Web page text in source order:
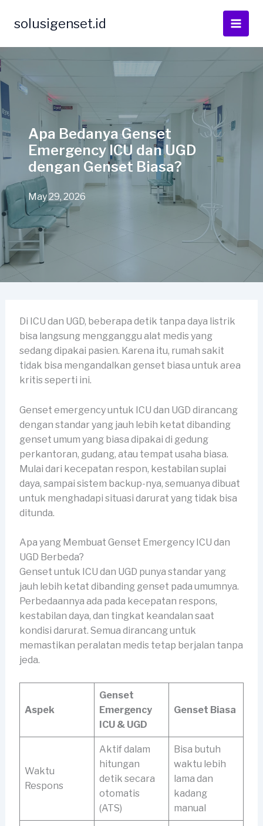
solusigenset.id
Apa Bedanya Genset
Emergency ICU dan UGD
dengan Genset Biasa?
May 29, 2026
Di ICU dan UGD, beberapa detik tanpa daya listrik
bisa langsung mengganggu alat medis yang
sedang dipakai pasien. Karena itu, rumah sakit
tidak bisa mengandalkan genset biasa untuk area
kritis seperti ini.
Genset emergency untuk ICU dan UGD dirancang
dengan standar yang jauh lebih ketat dibanding
genset umum yang biasa dipakai di gedung
perkantoran, gudang, atau tempat usaha biasa.
Mulai dari kecepatan respon, kestabilan suplai
daya, sampai sistem backup-nya, semuanya dibuat
untuk menghadapi situasi darurat yang tidak bisa
ditunda.
Apa yang Membuat Genset Emergency ICU dan
UGD Berbeda?
Genset untuk ICU dan UGD punya standar yang
jauh lebih ketat dibanding genset pada umumnya.
Perbedaannya ada pada kecepatan respons,
kestabilan daya, dan tingkat keandalan saat
kondisi darurat. Semua dirancang untuk
memastikan peralatan medis tetap berjalan tanpa
jeda.
Aspek
Genset
Emergency
ICU & UGD
Genset Biasa
Waktu
Respons
Aktif dalam
hitungan
detik secara
otomatis
(ATS)
Bisa butuh
waktu lebih
lama dan
kadang
manual